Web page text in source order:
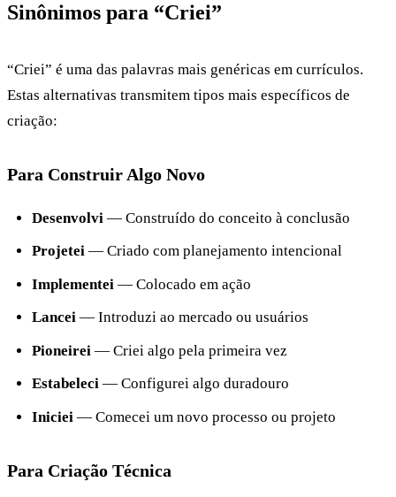
Sinônimos para “Criei”
“Criei” é uma das palavras mais genéricas em currículos.
Estas alternativas transmitem tipos mais específicos de
criação:
Para Construir Algo Novo
Desenvolvi— Construído do conceito à conclusão
Projetei— Criado com planejamento intencional
Implementei— Colocado em ação
Lancei— Introduzi ao mercado ou usuários
Pioneirei— Criei algo pela primeira vez
Estabeleci— Configurei algo duradouro
Iniciei— Comecei um novo processo ou projeto
Para Criação Técnica